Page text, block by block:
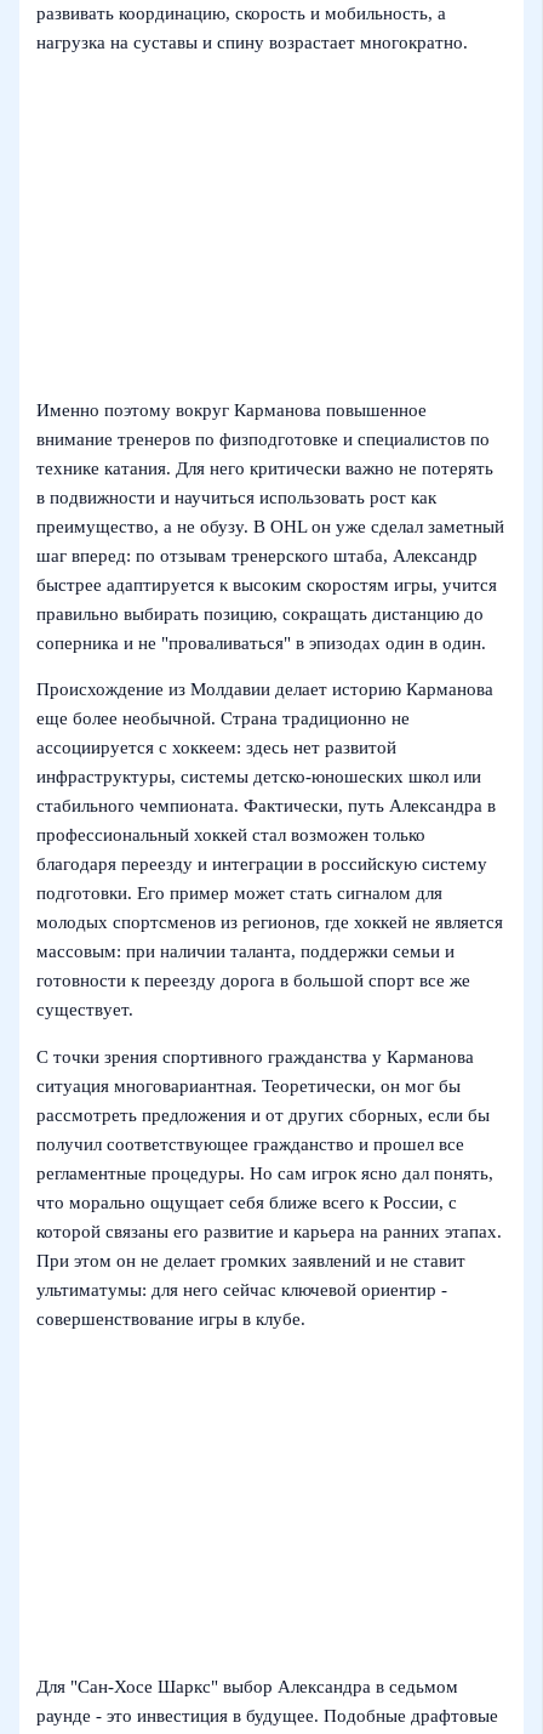
развивать координацию, скорость и мобильность, а
нагрузка на суставы и спину возрастает многократно.
Именно поэтому вокруг Карманова повышенное
внимание тренеров по физподготовке и специалистов по
технике катания. Для него критически важно не потерять
в подвижности и научиться использовать рост как
преимущество, а не обузу. В OHL он уже сделал заметный
шаг вперед: по отзывам тренерского штаба, Александр
быстрее адаптируется к высоким скоростям игры, учится
правильно выбирать позицию, сокращать дистанцию до
соперника и не "проваливаться" в эпизодах один в один.
Происхождение из Молдавии делает историю Карманова
еще более необычной. Страна традиционно не
ассоциируется с хоккеем: здесь нет развитой
инфраструктуры, системы детско‑юношеских школ или
стабильного чемпионата. Фактически, путь Александра в
профессиональный хоккей стал возможен только
благодаря переезду и интеграции в российскую систему
подготовки. Его пример может стать сигналом для
молодых спортсменов из регионов, где хоккей не является
массовым: при наличии таланта, поддержки семьи и
готовности к переезду дорога в большой спорт все же
существует.
С точки зрения спортивного гражданства у Карманова
ситуация многовариантная. Теоретически, он мог бы
рассмотреть предложения и от других сборных, если бы
получил соответствующее гражданство и прошел все
регламентные процедуры. Но сам игрок ясно дал понять,
что морально ощущает себя ближе всего к России, с
которой связаны его развитие и карьера на ранних этапах.
При этом он не делает громких заявлений и не ставит
ультиматумы: для него сейчас ключевой ориентир -
совершенствование игры в клубе.
Для "Сан‑Хосе Шаркс" выбор Александра в седьмом
раунде - это инвестиция в будущее. Подобные драфтовые